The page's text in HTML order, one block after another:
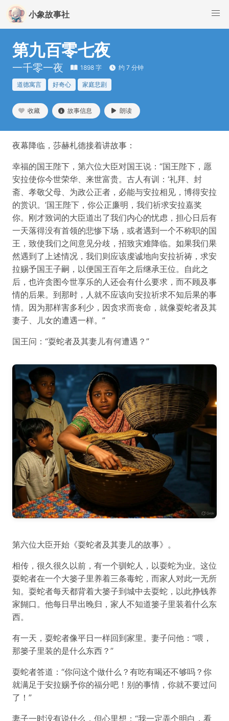
小象故事社
第九百零七夜
一千零一夜 1898 字 约 7 分钟
道德寓言 好奇心 家庭悲剧
收藏 故事信息 朗读
夜幕降临，莎赫札德接着讲故事：
幸福的国王陛下，第六位大臣对国王说：“国王陛下，愿
安拉使你今世荣华、来世富贵。古人有训：‘礼拜、封
斋、孝敬父母、为政公正者，必能与安拉相见，博得安拉
的赏识。’国王陛下，你公正廉明，我们祈求安拉嘉奖
你。刚才致词的大臣道出了我们内心的忧虑，担心日后有
一天落得没有首领的悲惨下场，或者遇到一个不称职的国
王，致使我们之间意见分歧，招致灾难降临。如果我们果
然遇到了上述情况，我们则应该虔诚地向安拉祈祷，求安
拉赐予国王子嗣，以便国王百年之后继承王位。自此之
后，也许贪图今世享乐的人还会有什么要求，而不顾及事
情的后果。到那时，人就不应该向安拉祈求不知后果的事
情。因为那样害多利少，因贪求而丧命，就像耍蛇者及其
妻子、儿女的遭遇一样。”
国王问：“耍蛇者及其妻儿有何遭遇？”
第六位大臣开始《耍蛇者及其妻儿的故事》。
相传，很久很久以前，有一个驯蛇人，以耍蛇为业。这位
耍蛇者在一个大篓子里养着三条毒蛇，而家人对此一无所
知。耍蛇者每天都背着大篓子到城中去耍蛇，以此挣钱养
家餬口。他每日早出晚归，家人不知道篓子里装着什么东
西。
有一天，耍蛇者像平日一样回到家里。妻子问他：“喂，
那篓子里装的是什么东西？”
耍蛇者答道：“你问这个做什么？有吃有喝还不够吗？你
就满足于安拉赐予你的福分吧！别的事情，你就不要过问
了！”
妻子一时没有说什么，但心里想：“我一定弄个明白，看